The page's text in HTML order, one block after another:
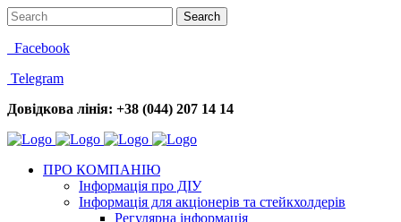
Facebook
Telegram
Довідкова лінія: +38 (044) 207 14 14
ПРО КОМПАНІЮ
Інформація про ДІУ
Інформація для акціонерів та стейкхолдерів
Регулярна інформація